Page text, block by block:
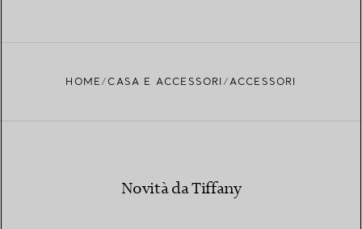
HOME CASA E ACCESSORI ACCESSORI
Novità da Tiffany